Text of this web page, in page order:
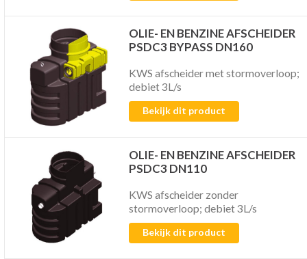
OLIE- EN BENZINE AFSCHEIDER
PSDC3 BYPASS DN160
KWS afscheider met stormoverloop;
debiet 3L/s
Bekijk dit product
OLIE- EN BENZINE AFSCHEIDER
PSDC3 DN110
KWS afscheider zonder
stormoverloop; debiet 3L/s
Bekijk dit product